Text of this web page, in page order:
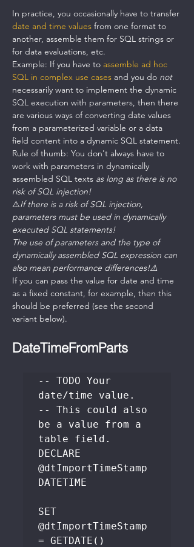
In practice, you occasionally have to transfer
date and time values ​​from one format to
another, assemble them for SQL strings or
for data evaluations, etc.
Example: If you have to assemble ad hoc
SQL in complex use cases and you do not
necessarily want to implement the dynamic
SQL execution with parameters, then there
are various ways of converting date values ​​
from a parameterized variable or a data
field content into a dynamic SQL statement.
Rule of thumb: You don't always have to
work with parameters in dynamically
assembled SQL texts as long as there is no
risk of SQL injection!
⚠️If there is a risk of SQL injection,
parameters must be used in dynamically
executed SQL statements!
The use of parameters and the type of
dynamically assembled SQL expression can
also mean performance differences!⚠️
If you can pass the value for date and time
as a fixed constant, for example, then this
should be preferred (see the second
variant below).
DateTimeFromParts
-- TODO Your
date/time value.
-- This could also
be a value from a
table field.
DECLARE
@dtImportTimeStamp
DATETIME
SET
@dtImportTimeStamp
= GETDATE()